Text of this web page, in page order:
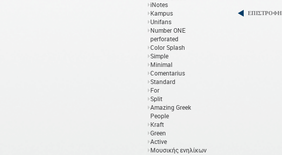
iNotes
Kampus
Unifans
Number ONE
perforated
Color Splash
Simple
Minimal
Comentarius
Standard
For
Split
Amazing Greek
People
Kraft
Green
Active
Μουσικής ενηλίκων
ΕΠΙΣΤΡΟΦΗ